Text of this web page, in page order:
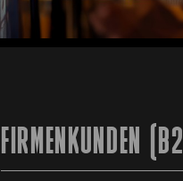
FIRMENKUNDEN